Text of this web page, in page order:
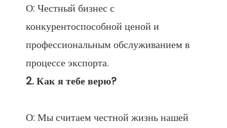
О: Честный бизнес с
конкурентоспособной ценой и
профессиональным обслуживанием в
О: Мы считаем честной жизнь нашей